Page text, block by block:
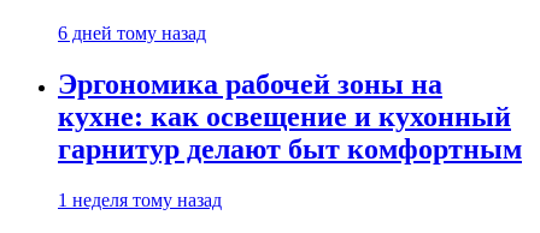
6 дней тому назад
Эргономика рабочей зоны на
кухне: как освещение и кухонный
гарнитур делают быт комфортным
1 неделя тому назад